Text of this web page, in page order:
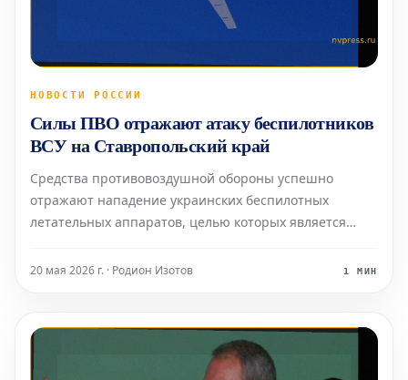
НОВОСТИ РОССИИ
Силы ПВО отражают атаку беспилотников
ВСУ на Ставропольский край
Средства противовоздушной обороны успешно
отражают нападение украинских беспилотных
летательных аппаратов, целью которых является
информацию в среду, 20 мая, подтвердил глава
20 мая 2026 г. · Родион Изотов 1 МИН